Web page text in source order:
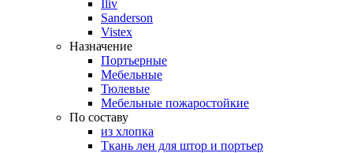
Iliv
Sanderson
Vistex
Назначение
Портьерные
Мебельные
Тюлевые
Мебельные пожаростойкие
По составу
из хлопка
Ткань лен для штор и портьер